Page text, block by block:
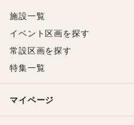
施設一覧
イベント区画を探す
常設区画を探す
特集一覧
マイページ